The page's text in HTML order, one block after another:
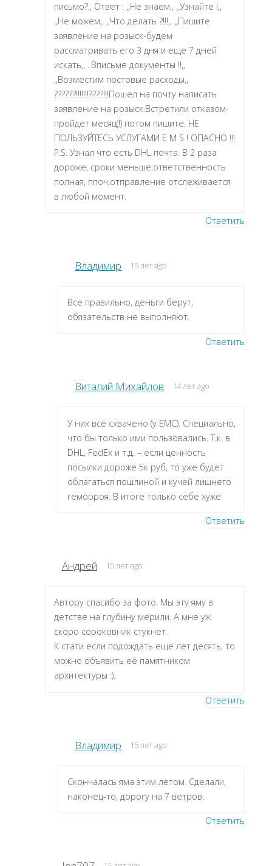
письмо?,, Ответ : ,,Не знаем,, ,,Узнайте !,,
,,Не можем,, ,,Что делать ?!!!,, ,,Пишите
заявление на розыск-будем
рассматривать его 3 дня и еще 7 дней
искать,, ..Вписьме документы !!,,
,,Возместим постовые расходы,,
??????!!!!!!!????!!!Пошел на почту написать
заявление на розыск.Встретили отказом-
пройдет месяц(!) потом пишите. НЕ
ПОЛЬЗУЙТЕСЬ УСЛУГАМИ E M S ! ОПАСНО !!!
P.S. Узнал что есть DHL почта. В 2 раза
дороже, сроки меньше,ответственность
полная, ппоч.отправление отслеживается
в любой момент.
Ответить
Владимир 15 лет ago
Все правильно, деньги берут,
обязательств не выполняют.
Ответить
Виталий Михайлов 14 лет ago
У них всё схвачено (у ЕМС). Специально,
что бы только ими пользовались. Т.к. в
DHL, FedEx и т.д. – если ценность
посылки дороже 5к руб, то уже будет
облагаться пошлиной и кучей лишнего
геморроя. В итоге только себе хуже.
Ответить
Андрей 15 лет ago
Автору спасибо за фото. Мы эту яму в
детстве на глубину мерили. А мне уж
скоро сороковник стукнет.
К стати если подождать еще лет десять, то
можно объявить её памятником
архитектуры :).
Ответить
Владимир 15 лет ago
Скончалась яма этим летом. Сделали,
наконец-то, дорогу на 7 ветров.
Ответить